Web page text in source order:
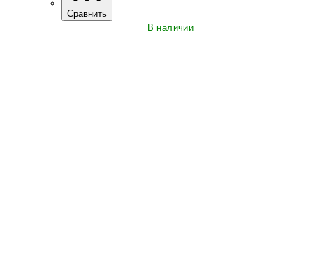
Сравнить
В наличии